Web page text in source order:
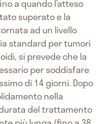
a quando l’atteso
superato e la
ad un livello
standard per tumori
si prevede che la
per soddisfare
di 14 giorni. Dopo
nella
del trattamento